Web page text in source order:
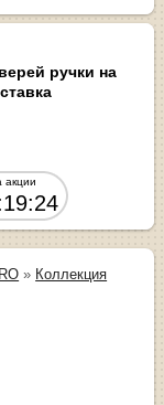
ручки на
акции
» Коллекция